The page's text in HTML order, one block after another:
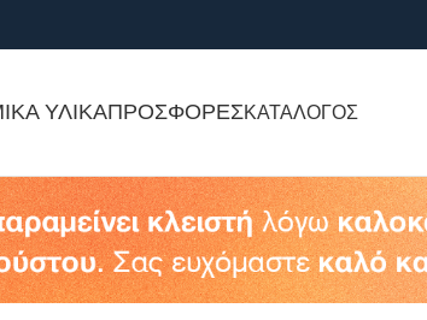
ΥΛΙΚΑΠΡΟΣΦΟΡΕΣΚΑΤΑΛΟΓΟΣ